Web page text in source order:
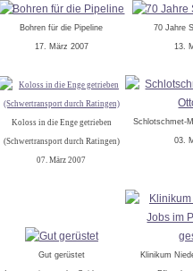
Bohren für die Pipeline
17. März 2007
70 Jahre
13.
Koloss in die Enge getrieben
(Schwertransport durch Ratingen)
07. März 2007
Schlotschmet-
03.
Gut gerüstet Klinikum